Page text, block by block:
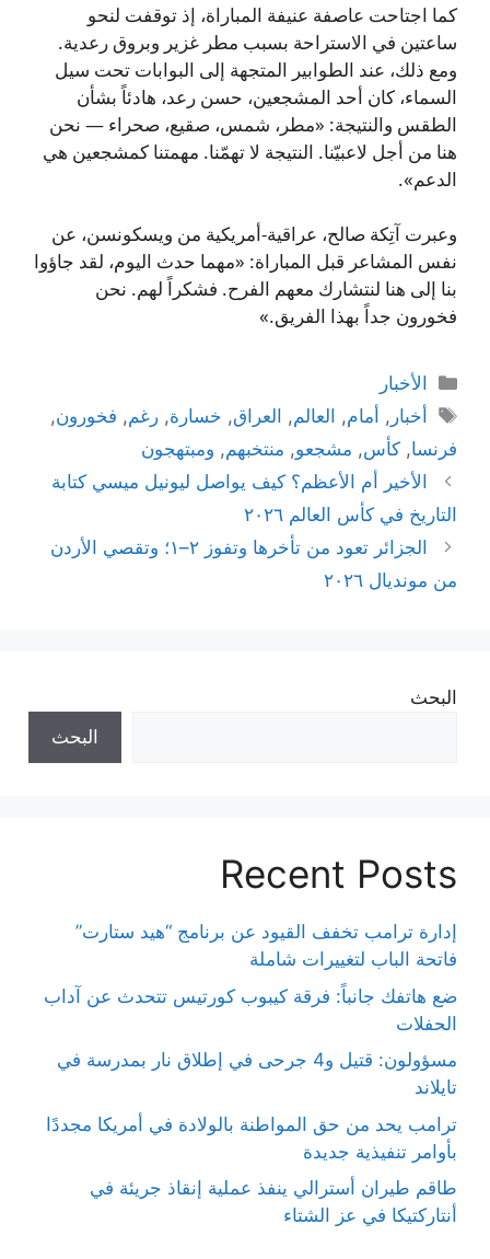
كما اجتاحت عاصفة عنيفة المباراة، إذ توقفت لنحو
ساعتين في الاستراحة بسبب مطر غزير وبروق رعدية.
ومع ذلك، عند الطوابير المتجهة إلى البوابات تحت سيل
السماء، كان أحد المشجعين، حسن رعد، هادئاً بشأن
الطقس والنتيجة: «مطر، شمس، صقيع، صحراء — نحن
هنا من أجل لاعبيّنا. النتيجة لا تهمّنا. مهمتنا كمشجعين هي
الدعم».
وعبرت آتِكة صالح، عراقية-أمريكية من ويسكونسن، عن
نفس المشاعر قبل المباراة: «مهما حدث اليوم، لقد جاؤوا
بنا إلى هنا لنتشارك معهم الفرح. فشكراً لهم. نحن
فخورون جداً بهذا الفريق.»
التصنيفات
الأخبار
الوسوم
أخبار , أمام, العالم, العراق, خسارة,رغم, فخورون,
فرنسا, كأس, مشجعو, منتخبهم, ومبتهجون
الأخير أم الأعظم؟ كيف يواصل ليونيل ميسي كتابة
التاريخ في كأس العالم ٢٠٢٦
الجزائر تعود من تأخرها وتفوز ٢–١؛ وتقصي الأردن
من مونديال ٢٠٢٦
البحث
البحث
Recent Posts
إدارة ترامب تخفف القيود عن برنامج “هيد ستارت”
فاتحة الباب لتغييرات شاملة
ضع هاتفك جانباً: فرقة كيبوب كورتيس تتحدث عن آداب
الحفلات
مسؤولون: قتيل و4 جرحى في إطلاق نار بمدرسة في
تايلاند
ترامب يحد من حق المواطنة بالولادة في أمريكا مجددًا
بأوامر تنفيذية جديدة
طاقم طيران أسترالي ينفذ عملية إنقاذ جريئة في
أنتاركتيكا في عز الشتاء